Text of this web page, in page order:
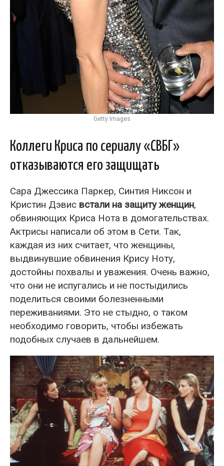
Getty Images
Коллеги Криса по сериалу «СВБГ»
отказываются его защищать
Сара Джессика Паркер, Синтия Никсон и
Кристин Дэвис встали на защиту женщин,
обвиняющих Криса Нота в домогательствах.
Актрисы написали об этом в Сети. Так,
каждая из них считает, что женщины,
выдвинувшие обвинения Крису Ноту,
достойны похвалы и уважения. Очень важно,
что они не испугались и не постыдились
поделиться своими болезненными
переживаниями. Это не стыдно, о таком
необходимо говорить, чтобы избежать
подобных случаев в дальнейшем.